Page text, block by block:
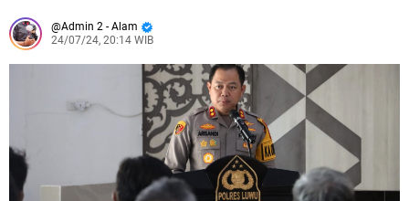
Admin 2 - Alam
24/07/24, 20:14 WIB